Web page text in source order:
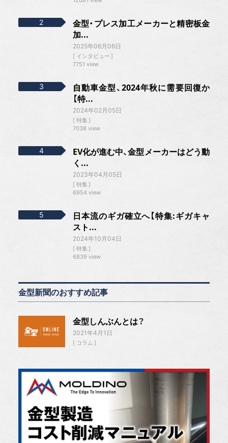
金型・プレス加工メーカーと精密板金
加...
2025年06月06日
インタビュー
7751 view
自動車金型、2024年秋に需要回復か
【特...
2024年02月05日
特集
7038 view
EV化が進む中、金型メーカーはどう動
く...
2023年04月05日
特集
6954 view
日本流のギガ確立へ【特集:ギガキャ
スト...
2024年10月04日
特集
6839 view
金型新聞のおすすめ記事
金型しんぶんとは？
2021年4月1日
コラム